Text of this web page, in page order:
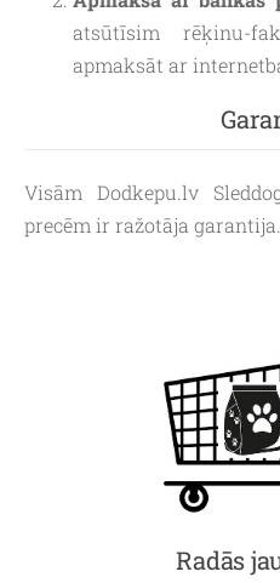
atsūtīsim rēķinu-
apmaksāt ar
Visām Dodkepu.lv
precēm ir ražotāja garantija.
Radās